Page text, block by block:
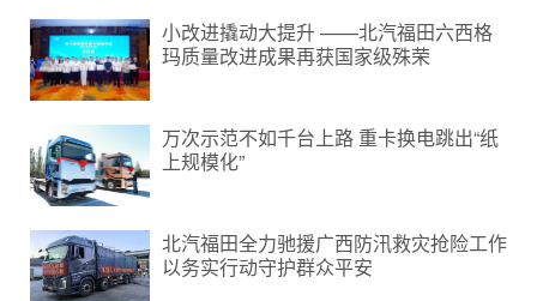
小改进撬动大提升 ——北汽福田六西格
玛质量改进成果再获国家级殊荣
万次示范不如千台上路 重卡换电跳出“纸
上规模化”
北汽福田全力驰援广西防汛救灾抢险工作
以务实行动守护群众平安